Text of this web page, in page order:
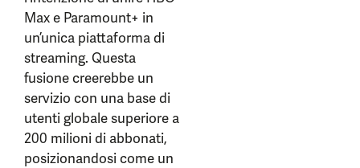
Max e Paramount+ in
un’unica piattaforma di
streaming. Questa
fusione creerebbe un
servizio con una base di
utenti globale superiore a
200 milioni di abbonati,
posizionandosi come un